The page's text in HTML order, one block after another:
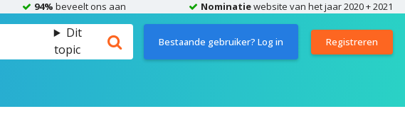
94% beveelt ons aan Nominatiewebsite van het jaar 2020 + 2021
Dit
topic
Bestaande gebruiker? Log in Registreren